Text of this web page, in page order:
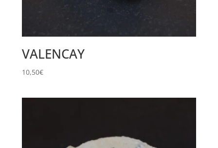
VALENCAY
10,50€